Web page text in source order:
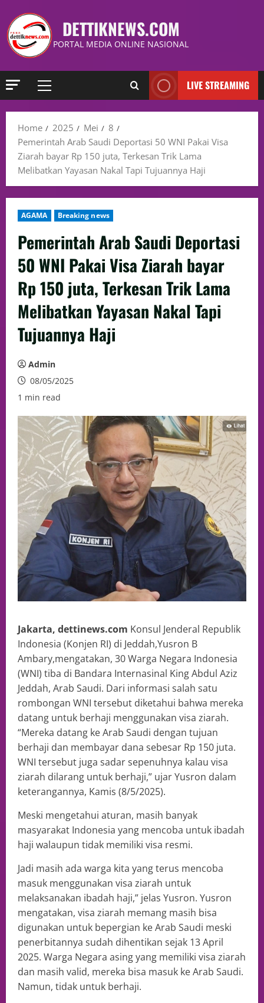
DETTIKNEWS.COM
PORTAL MEDIA ONLINE NASIONAL
LIVE STREAMING
Home 2025 Mei
8
Pemerintah Arab Saudi Deportasi 50 WNI Pakai Visa
Ziarah bayar Rp 150 juta, Terkesan Trik Lama
Melibatkan Yayasan Nakal Tapi Tujuannya Haji
AGAMA Breaking news
Pemerintah Arab Saudi Deportasi
50 WNI Pakai Visa Ziarah bayar
Rp 150 juta, Terkesan Trik Lama
Melibatkan Yayasan Nakal Tapi
Tujuannya Haji
Admin
08/05/2025
1 min read
Jakarta, dettinews.com Konsul Jenderal Republik
Indonesia (Konjen RI) di Jeddah,Yusron B
Ambary,mengatakan, 30 Warga Negara Indonesia
(WNI) tiba di Bandara Internasinal King Abdul Aziz
Jeddah, Arab Saudi. Dari informasi salah satu
rombongan WNI tersebut diketahui bahwa mereka
datang untuk berhaji menggunakan visa ziarah.
“Mereka datang ke Arab Saudi dengan tujuan
berhaji dan membayar dana sebesar Rp 150 juta.
WNI tersebut juga sadar sepenuhnya kalau visa
ziarah dilarang untuk berhaji,” ujar Yusron dalam
keterangannya, Kamis (8/5/2025).
Meski mengetahui aturan, masih banyak
masyarakat Indonesia yang mencoba untuk ibadah
haji walaupun tidak memiliki visa resmi.
Jadi masih ada warga kita yang terus mencoba
masuk menggunakan visa ziarah untuk
melaksanakan ibadah haji,” jelas Yusron. Yusron
mengatakan, visa ziarah memang masih bisa
digunakan untuk bepergian ke Arab Saudi meski
penerbitannya sudah dihentikan sejak 13 April
2025. Warga Negara asing yang memiliki visa ziarah
dan masih valid, mereka bisa masuk ke Arab Saudi.
Namun, tidak untuk berhaji.